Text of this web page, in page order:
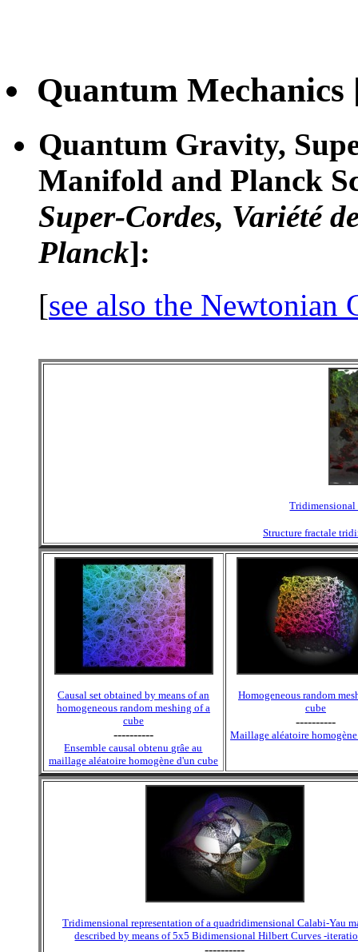
Quantum Mechanics
Quantum Gravity,
Manifold and Planck
Super-Cordes, Variété
Planck]:
[see also the Newtonian
Tridimensional
Structure fractale
Causal set obtained by means of an
homogeneous random meshing of a
cube
----------
Ensemble causal obtenu grâe au
maillage aléatoire homogène d'un cube
Homogeneous random
cube
----------
Maillage aléatoire
Tridimensional representation of a quadridimensional Calabi-Yau
described by means of 5x5 Bidimensional Hilbert Curves -